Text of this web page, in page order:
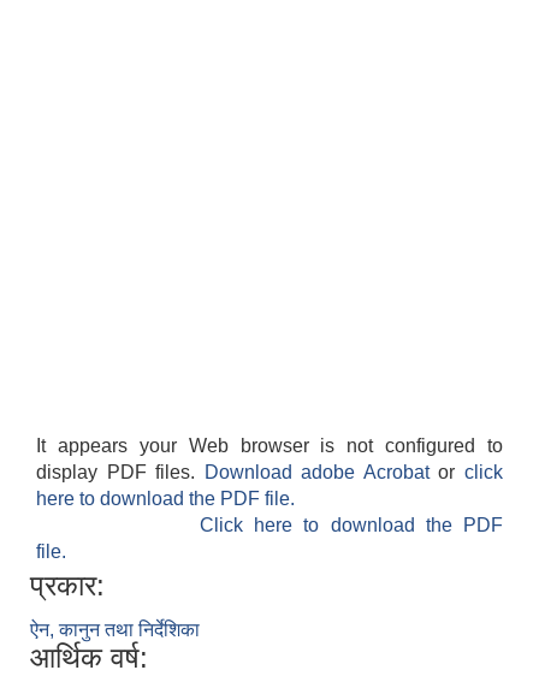
It appears your Web browser is not configured to
display PDF files.
Download adobe Acrobatorclick
here to download the PDF file.
Click here to download the PDF
file.
प्रकार:
ऐन, कानुन तथा निर्देशिका
आर्थिक वर्ष: